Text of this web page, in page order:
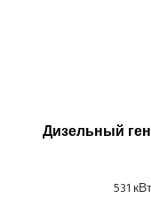
Дизельный
531